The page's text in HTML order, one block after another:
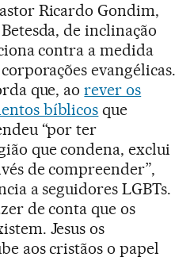
Ricardo Gondim,
de inclinação
contra a medida
evangélicas.
que, aorever os
bíblicos que
“por ter
que condena, exclui
de compreender”,
a seguidores LGBTs.
de conta que os
Jesus os
aos cristãos o papel